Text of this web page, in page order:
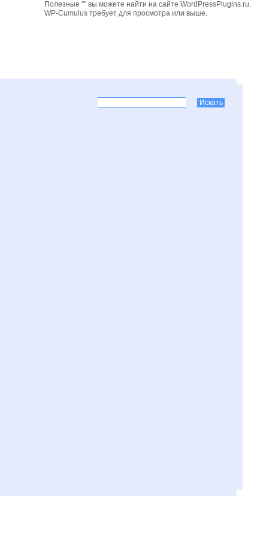
Полезные "" вы можете найти на сайте WordPressPlugins.ru.
WP-Cumulus требует для просмотра или выше.